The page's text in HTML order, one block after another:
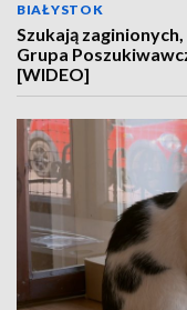
BIAŁYSTOK
Szukają
Grupa
[WIDEO]